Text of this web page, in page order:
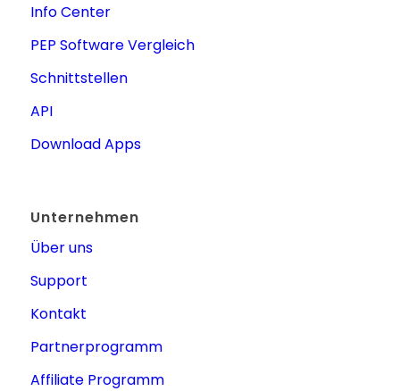
Info Center
PEP Software Vergleich
Schnittstellen
API
Download Apps
Unternehmen
Über uns
Support
Kontakt
Partnerprogramm
Affiliate Programm